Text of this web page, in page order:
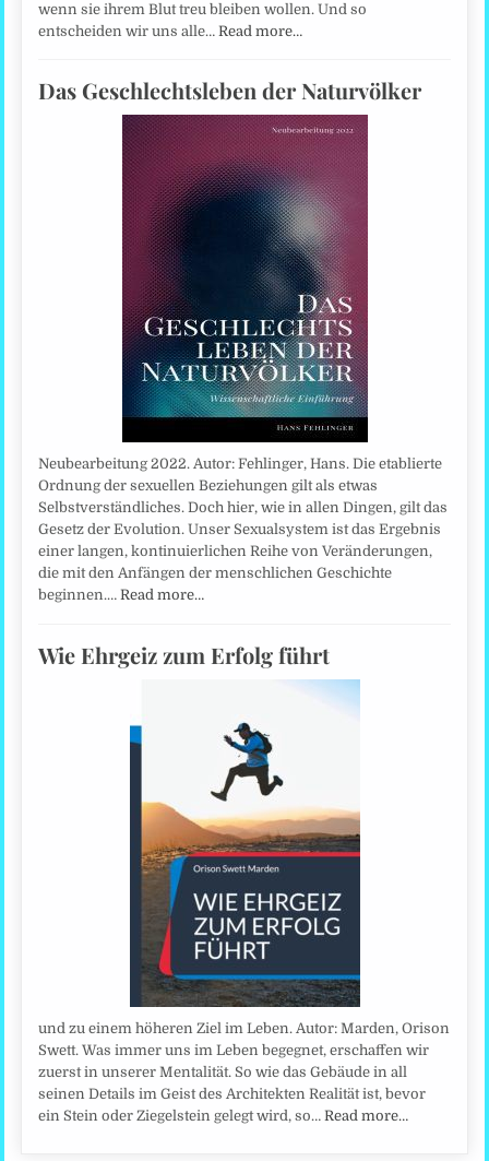
wenn sie ihrem Blut treu bleiben wollen. Und so
entscheiden wir uns alle…Read more…
Das Geschlechtsleben der Naturvölker
Neubearbeitung 2022. Autor: Fehlinger, Hans. Die etablierte
Ordnung der sexuellen Beziehungen gilt als etwas
Selbstverständliches. Doch hier, wie in allen Dingen, gilt das
Gesetz der Evolution. Unser Sexualsystem ist das Ergebnis
einer langen, kontinuierlichen Reihe von Veränderungen,
die mit den Anfängen der menschlichen Geschichte
beginnen.…Read more…
Wie Ehrgeiz zum Erfolg führt
und zu einem höheren Ziel im Leben. Autor: Marden, Orison
Swett. Was immer uns im Leben begegnet, erschaffen wir
zuerst in unserer Mentalität. So wie das Gebäude in all
seinen Details im Geist des Architekten Realität ist, bevor
ein Stein oder Ziegelstein gelegt wird, so…Read more…